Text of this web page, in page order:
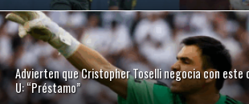
Advierten que Cristopher Toselli negocia con este
U: “Préstamo”